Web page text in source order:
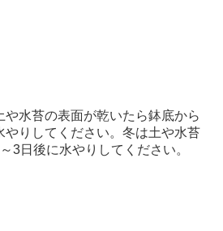
水苔の表面が乾いたら鉢底から
やりしてください。冬は土や水苔
3日後に水やりしてください。